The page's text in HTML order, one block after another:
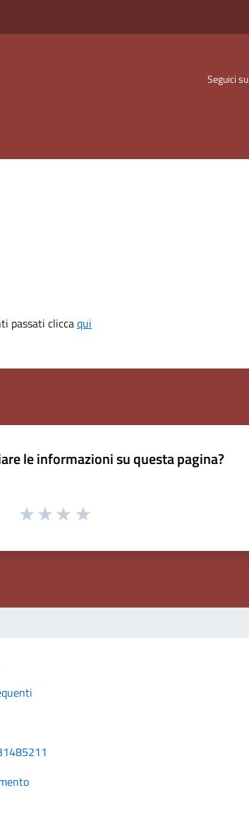
Seguici su
passati cliccaqui
le informazioni su questa pagina?